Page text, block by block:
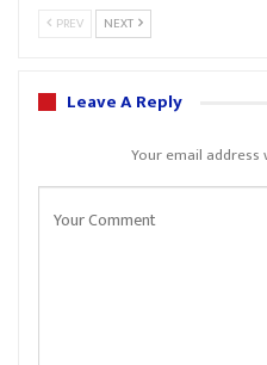
PREV NEXT
Leave A Reply
Your email address